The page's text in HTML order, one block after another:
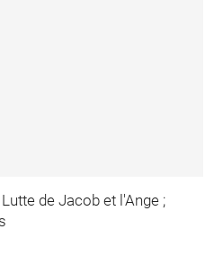
de Jacob et l'Ange ;